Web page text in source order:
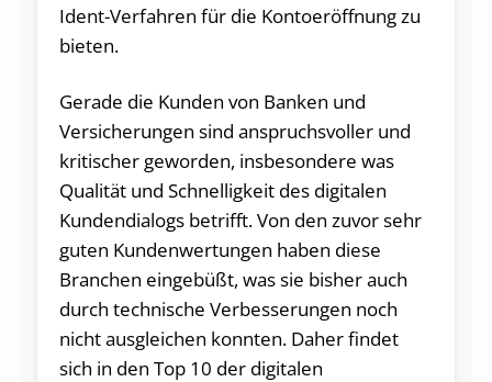
Ident-Verfahren für die Kontoeröffnung zu
bieten.
Gerade die Kunden von Banken und
Versicherungen sind anspruchsvoller und
kritischer geworden, insbesondere was
Qualität und Schnelligkeit des digitalen
Kundendialogs betrifft. Von den zuvor sehr
guten Kundenwertungen haben diese
Branchen eingebüßt, was sie bisher auch
durch technische Verbesserungen noch
nicht ausgleichen konnten. Daher findet
sich in den Top 10 der digitalen